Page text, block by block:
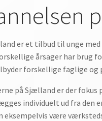
er et tilbud til unge
årsager har brug
forskellige faglige
på Sjælland er der
individuelt ud fra den
eksempelvis være